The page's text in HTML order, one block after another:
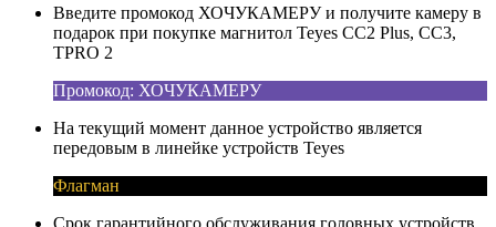
Введите промокод ХОЧУКАМЕРУ и получите камеру в
подарок при покупке магнитол Teyes CC2 Plus, CC3,
TPRO 2
Промокод: ХОЧУКАМЕРУ
На текущий момент данное устройство является
передовым в линейке устройств Teyes
Флагман
Срок гарантийного обслуживания головных устройств